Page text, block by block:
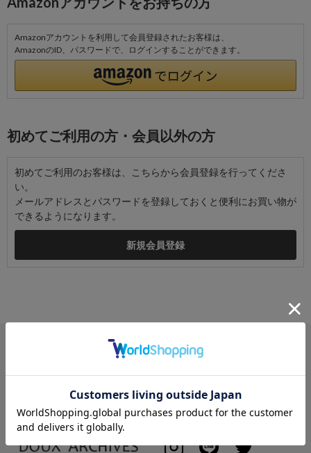
Amazonアカウントを利用して会員登録されたお客様は、
AmazonのID、パスワードで、ログインすることができます。
初めてご利用の方・会員以外の方
初めてご利用のお客様は、こちらから会員登録を行ってくださ
い。
メールアドレスとパスワードを登録しておくと便利にお買い物が
できるようになります。